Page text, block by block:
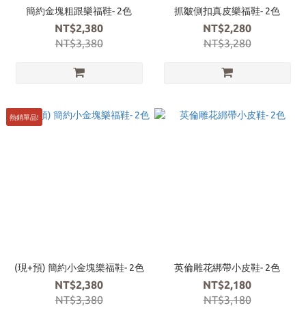
簡約金塊粗跟樂福鞋- 2色
NT$2,380
NT$3,380
抓皺側扣真皮樂福鞋- 2色
NT$2,280
NT$3,280
熱銷單品!
(現+預) 簡約小金塊樂福鞋- 2色
NT$2,380
NT$3,380
英倫雕花綁帶小皮鞋- 2色
NT$2,180
NT$3,180